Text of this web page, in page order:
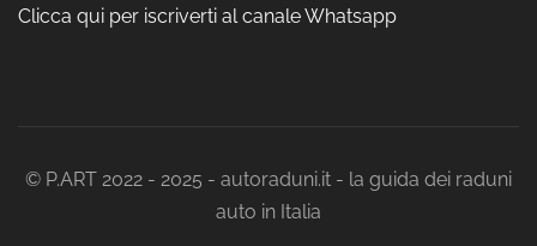
Clicca qui per iscriverti al canale Whatsapp
© P.ART 2022 - 2025 - autoraduni.it - la guida dei raduni
auto in Italia